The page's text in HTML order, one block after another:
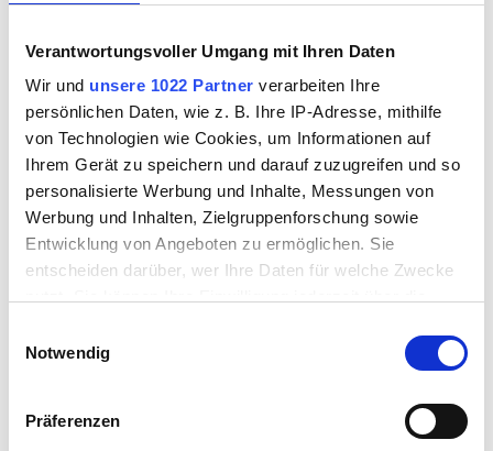
Verantwortungsvoller Umgang mit Ihren Daten
Wir und unsere 1022 Partner verarbeiten Ihre
persönlichen Daten, wie z. B. Ihre IP-Adresse, mithilfe
von Technologien wie Cookies, um Informationen auf
Ihrem Gerät zu speichern und darauf zuzugreifen und so
personalisierte Werbung und Inhalte, Messungen von
Werbung und Inhalten, Zielgruppenforschung sowie
Entwicklung von Angeboten zu ermöglichen. Sie
entscheiden darüber, wer Ihre Daten für welche Zwecke
Trigger Symbol ändern oder widerrufen
Informationen über Ihre geografische Lage
Notwendig
Präferenzen
Zeit bei Freunden
HERBSTZEIT
Eine Woche Allgäu - so wie sie sein soll.
Einen ersten Überblick über unsere Anwendungen finden Sie hier.